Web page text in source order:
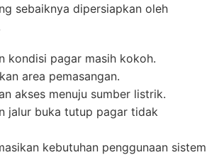
sebaiknya dipersiapkan oleh
kondisi pagar masih kokoh.
area pemasangan.
akses menuju sumber listrik.
jalur buka tutup pagar tidak
kebutuhan penggunaan sistem